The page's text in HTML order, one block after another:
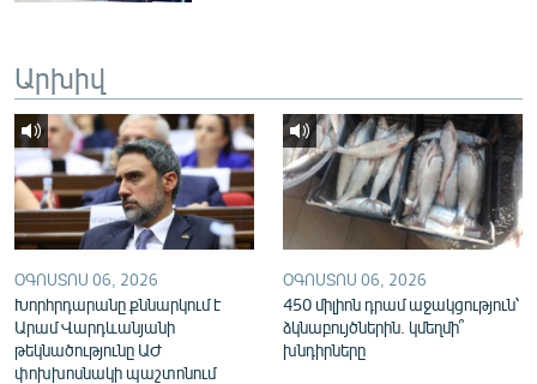
English
Русский
ՀԵՏԵՎԵՔ ՄԵԶ
«Ազատության» բոլոր կայքերը
Արխիվ
ՕԳՈՍՏՈՍ 06, 2026
Խորհրդարանը քննարկում է
Արամ Վարդևանյանի
թեկնածությունը ԱԺ
փոխխոսնակի պաշտոնում
ՕԳՈՍՏՈՍ 06, 2026
450 միլիոն դրամ աջակցություն՝
ձկնաբույծներին. կմեղմի՞
խնդիրները